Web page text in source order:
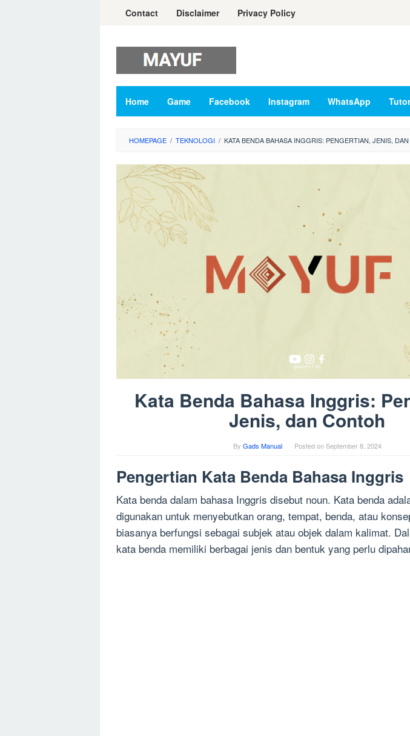
Contact Disclaimer Privacy Policy
Home Game Facebook Instagram WhatsApp
HOMEPAGE / TEKNOLOGI / KATA BENDA BAHASA INGGRIS: PENGERTIAN, JENIS,
Kata Benda Bahasa Inggris:
Jenis, dan Contoh
By Gads Manual Posted onSeptember 8, 2024
Pengertian Kata Benda Bahasa Inggris
Kata benda dalam bahasa Inggris disebut noun. Kata benda
digunakan untuk menyebutkan orang, tempat, benda, atau
biasanya berfungsi sebagai subjek atau objek dalam kalimat.
kata benda memiliki berbagai jenis dan bentuk yang perlu